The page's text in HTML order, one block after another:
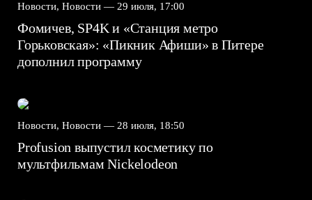
Новости, Новости — 29 июля, 17:00
Фомичев, SP4K и «Станция метро
Горьковская»: «Пикник Афиши» в Питере
дополнил программу
Новости, Новости — 28 июля, 18:50
Profusion выпустил косметику по
мультфильмам Nickelodeon